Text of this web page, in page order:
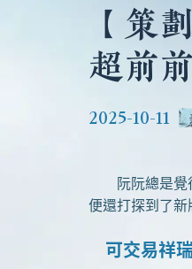
【策
超前
2025-10-11
阮阮總是覺得
便還打探到了
可交易祥